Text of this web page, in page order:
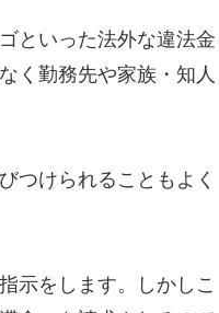
といった法外な違法金
く勤務先や家族・知人
つけられることもよく
示をします。しかしこ